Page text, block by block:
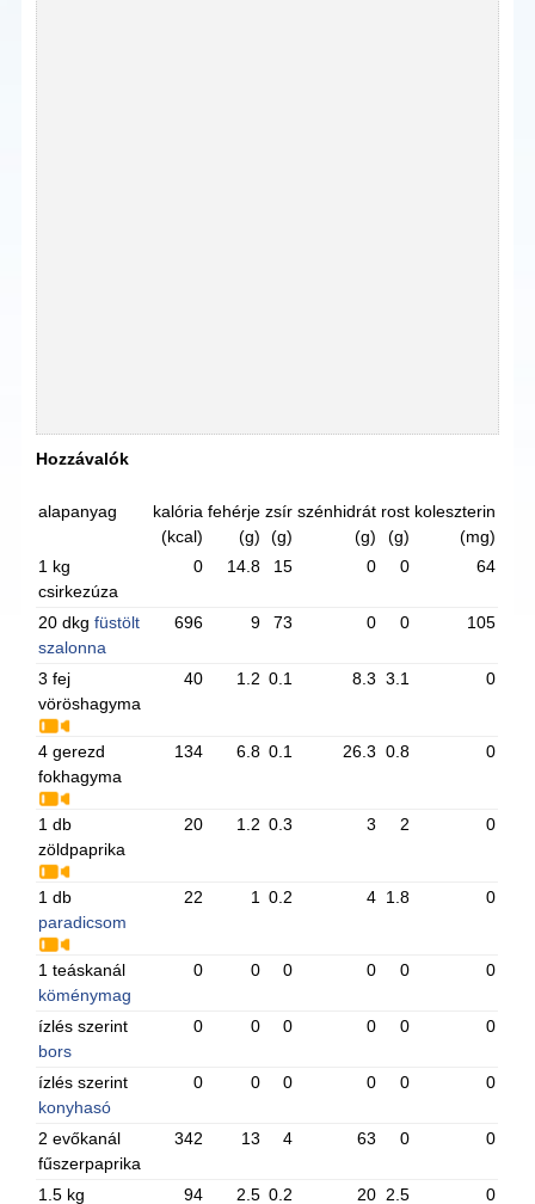
Hozzávalók
alapanyag
kalória
(kcal)
fehérje
(g)
zsír
(g)
szénhidrát
(g)
rost
(g)
koleszterin
(mg)
1 kg
csirkezúza
0 14.8 15 0 0 64
20 dkgfüstölt
szalonna
696 9 73 0 0 105
3 fej
vöröshagyma
40 1.2 0.1 8.3 3.1 0
4 gerezd
fokhagyma
134 6.8 0.1 26.3 0.8 0
1 db
zöldpaprika
20 1.2 0.3 3 2 0
1 db
paradicsom
22 1 0.2 4 1.8 0
1 teáskanál
köménymag
0 0 0 0 0 0
ízlés szerint
bors
0 0 0 0 0 0
ízlés szerint
konyhasó
0 0 0 0 0 0
2 evőkanál
fűszerpaprika
342 13 4 63 0 0
1.5 kg
94 2.5 0.2 20 2.5 0